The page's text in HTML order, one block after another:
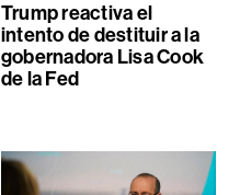
Trump reactiva el
intento de destituir a la
gobernadora Lisa Cook
de la Fed